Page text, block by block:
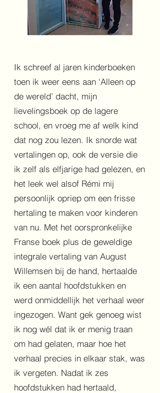
Ik schreef al jaren kinderboeken
toen ik weer eens aan ‘Alleen op
de wereld’ dacht, mijn
lievelingsboek op de lagere
school, en vroeg me af welk kind
dat nog zou lezen. Ik snorde wat
vertalingen op, ook de versie die
ik zelf als elfjarige had gelezen, en
het leek wel alsof Rémi mij
persoonlijk opriep om een frisse
hertaling te maken voor kinderen
van nu. Met het oorspronkelijke
Franse boek plus de geweldige
integrale vertaling van August
Willemsen bij de hand, hertaalde
ik een aantal hoofdstukken en
werd onmiddellijk het verhaal weer
ingezogen. Want gek genoeg wist
ik nog wél dat ik er menig traan
om had gelaten, maar hoe het
verhaal precies in elkaar stak, was
ik vergeten. Nadat ik zes
hoofdstukken had hertaald,